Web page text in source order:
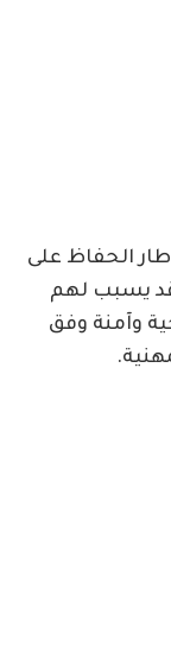
الحفاظ على
يسبب لهم
وآمنة وفق